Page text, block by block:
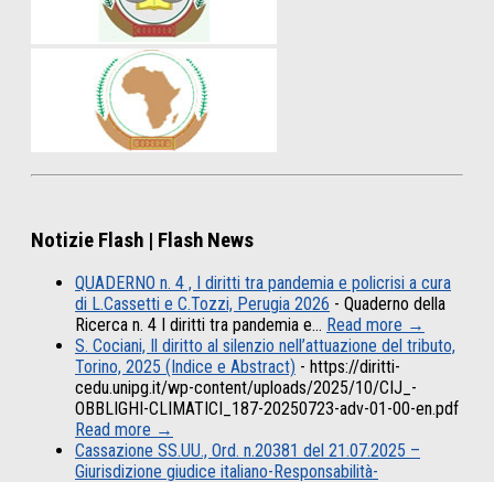
Notizie Flash | Flash News
QUADERNO n. 4 , I diritti tra pandemia e policrisi a cura
di L.Cassetti e C.Tozzi, Perugia 2026 - Quaderno della
Ricerca n. 4 I diritti tra pandemia e… Read more →
S. Cociani, Il diritto al silenzio nell’attuazione del tributo,
Torino, 2025 (Indice e Abstract) - https://diritti-
cedu.unipg.it/wp-content/uploads/2025/10/CIJ_-
OBBLIGHI-CLIMATICI_187-20250723-adv-01-00-en.pdf
Read more →
Cassazione SS.UU., Ord. n.20381 del 21.07.2025 –
Giurisdizione giudice italiano-Responsabilità-